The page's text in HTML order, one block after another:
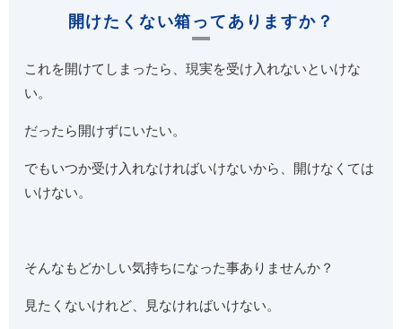
開けたくない箱ってありますか？
これを開けてしまったら、現実を受け入れないといけな
い。
だったら開けずにいたい。
でもいつか受け入れなければいけないから、開けなくては
いけない。
そんなもどかしい気持ちになった事ありませんか？
見たくないけれど、見なければいけない。